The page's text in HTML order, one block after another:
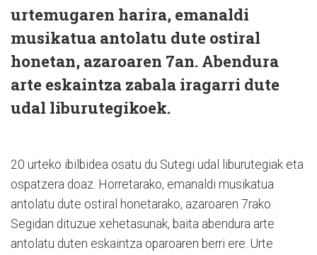
urtemugaren harira, emanaldi
musikatua antolatu dute ostiral
honetan, azaroaren 7an. Abendura
arte eskaintza zabala iragarri dute
udal liburutegikoek.
20 urteko ibilbidea osatu du Sutegi udal liburutegiak eta
ospatzera doaz. Horretarako, emanaldi musikatua
antolatu dute ostiral honetarako, azaroaren 7rako.
Segidan dituzue xehetasunak, baita abendura arte
antolatu duten eskaintza oparoaren berri ere. Urte